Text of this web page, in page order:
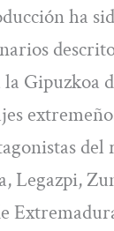
ha
Gipuzkoa
del
Legazpi,